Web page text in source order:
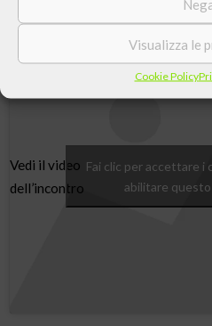
Visualizza le
Cookie Policy
professore di Teologia
Vedi il video
dell’incontro
Fai clic per accettare i
abilitare